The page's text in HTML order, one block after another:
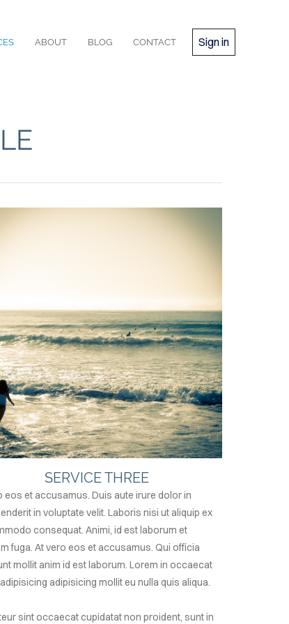
ABOUT BLOG CONTACT Sign in
SERVICE THREE
eos et accusamus. Duis aute irure dolor in
in voluptate velit. Laboris nisi ut aliquip ex
consequat. Animi, id est laborum et
fuga. At vero eos et accusamus. Qui officia
mollit anim id est laborum. Lorem in occaecat
adipisicing mollit eu nulla quis aliqua.
sint occaecat cupidatat non proident, sunt in